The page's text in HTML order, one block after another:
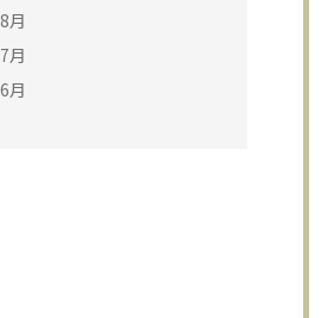
月
月
月